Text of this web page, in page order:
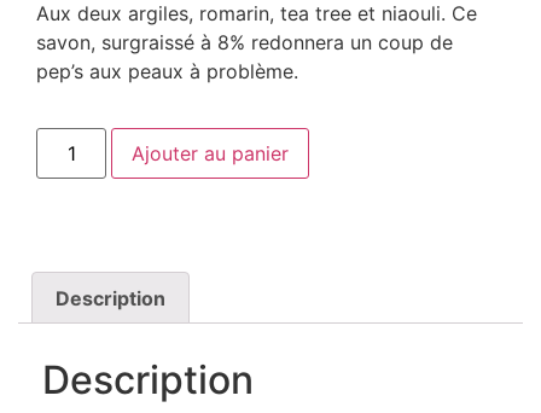
Aux deux argiles, romarin, tea tree et niaouli. Ce
savon, surgraissé à 8% redonnera un coup de
pep’s aux peaux à problème.
Ajouter au panier
Description
Description